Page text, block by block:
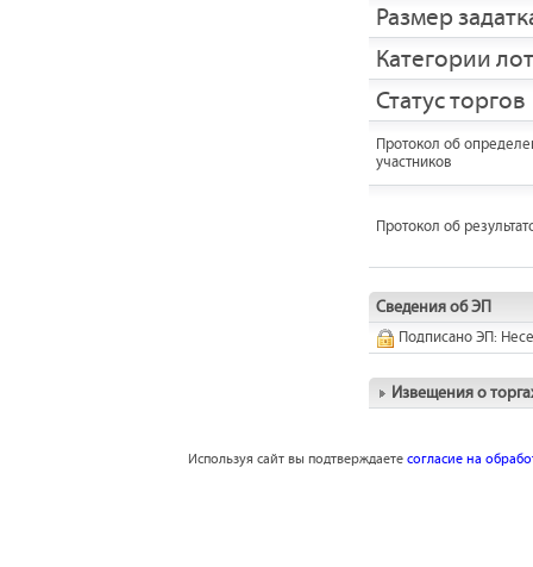
Размер
Категории
Статус торгов
Протокол об
участников
Протокол об
Сведения об ЭП
Подписано ЭП:
Извещения о
Используя сайт вы подтверждаете согласие на